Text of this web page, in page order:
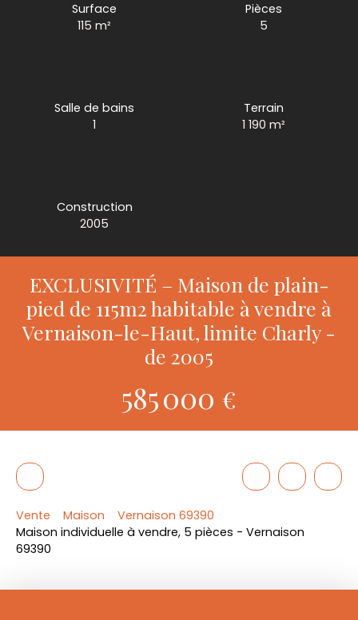
Surface
115m²
Pièces
5
Salle de bains
1
Terrain
1 190 m²
Construction
2005
EXCLUSIVITÉ – Maison de plain-
pied de 115m2 habitable à vendre à
Vernaison-le-Haut, limite Charly -
de 2005
585 000 €
Vente Maison
Vernaison 69390
Maison individuelle à vendre, 5 pièces - Vernaison
69390